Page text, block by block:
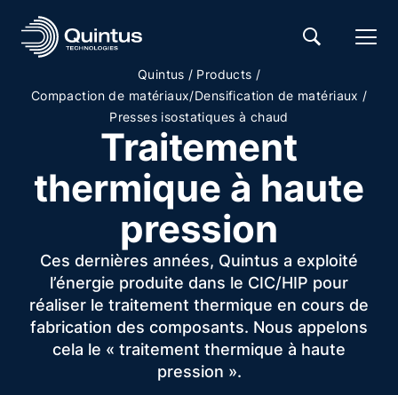
Quintus / Products /
Compaction de matériaux/Densification de matériaux /
Presses isostatiques à chaud
Traitement
thermique à haute
pression
Ces dernières années, Quintus a exploité
l’énergie produite dans le CIC/HIP pour
réaliser le traitement thermique en cours de
fabrication des composants. Nous appelons
cela le « traitement thermique à haute
pression ».